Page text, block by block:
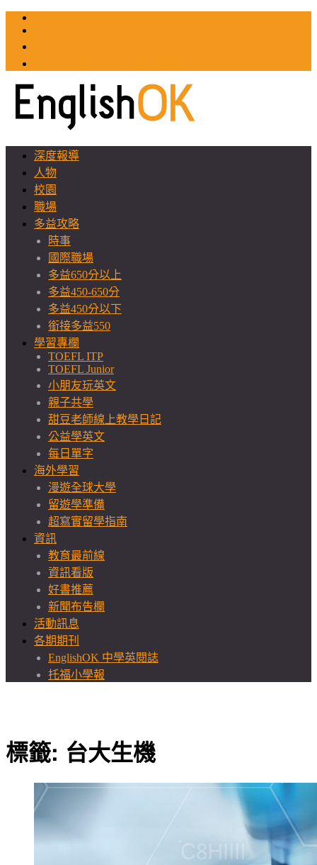
深度報導
人物
校園
職場
多益攻略
時事
國際職場
多益650分以上
多益450-650分
多益450分以下
銜接多益550
學習專欄
TOEFL ITP
TOEFL Junior
小朋友玩英文
親子共學
甜豆老師線上教學日記
公益學英文
每日單字
海外學習
漫遊全球大學
留遊學準備
超寫實留學指南
資訊
教育最前線
資訊看版
好書推薦
新聞布告欄
活動訊息
各期期刊
EnglishOK 中學英閱誌
托福小學報
標籤: 台大生機